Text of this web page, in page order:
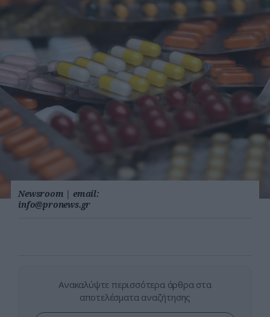
Newsroom | email:
info@pronews.gr
Ανακαλύψτε περισσότερα άρθρα στα
αποτελέσματα αναζήτησης